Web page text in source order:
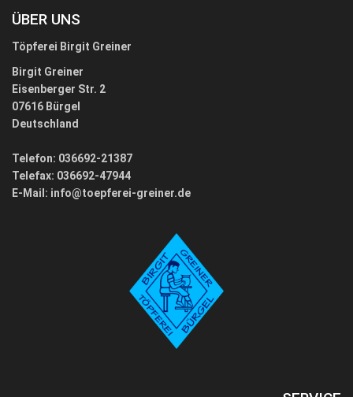
ÜBER UNS
Töpferei Birgit Greiner
Birgit Greiner
Eisenberger Str. 2
07616 Bürgel
Deutschland
Telefon: 036692-21387
Telefax: 036692-47944
E-Mail: info@toepferei-greiner.de